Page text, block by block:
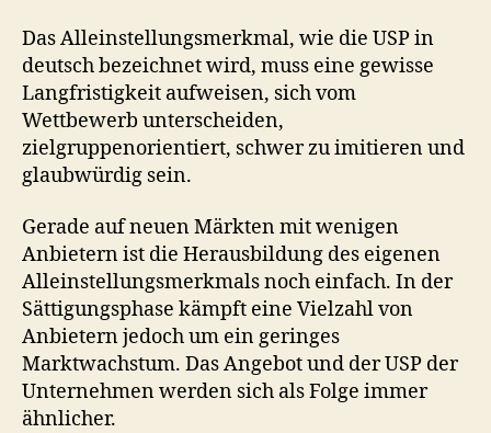
Das Alleinstellungsmerkmal, wie die USP in
deutsch bezeichnet wird, muss eine gewisse
Langfristigkeit aufweisen, sich vom
Wettbewerb unterscheiden,
zielgruppenorientiert, schwer zu imitieren und
glaubwürdig sein.
Gerade auf neuen Märkten mit wenigen
Anbietern ist die Herausbildung des eigenen
Alleinstellungsmerkmals noch einfach. In der
Sättigungsphase kämpft eine Vielzahl von
Anbietern jedoch um ein geringes
Marktwachstum. Das Angebot und der USP der
Unternehmen werden sich als Folge immer
ähnlicher.